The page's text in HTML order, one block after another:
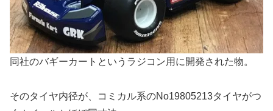
同社のバギーカートというラジコン用に開発された物。
そのタイヤ内径が、コミカル系のNo19805213タイヤがつ